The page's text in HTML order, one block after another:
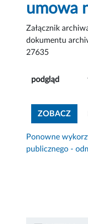
umowa
Załącznik
dokumentu
27635
podgląd
ZOBACZ
Ponowne
publicznego -